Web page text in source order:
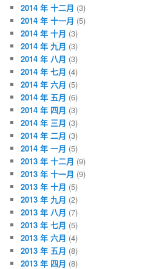
2014 年 十二月 (3)
2014 年 十一月 (5)
2014 年 十月 (3)
2014 年 九月 (3)
2014 年 八月 (3)
2014 年 七月 (4)
2014 年 六月 (5)
2014 年 五月 (6)
2014 年 四月 (3)
2014 年 三月 (3)
2014 年 二月 (3)
2014 年 一月 (5)
2013 年 十二月 (9)
2013 年 十一月 (9)
2013 年 十月 (5)
2013 年 九月 (2)
2013 年 八月 (7)
2013 年 七月 (5)
2013 年 六月 (4)
2013 年 五月 (8)
2013 年 四月 (8)